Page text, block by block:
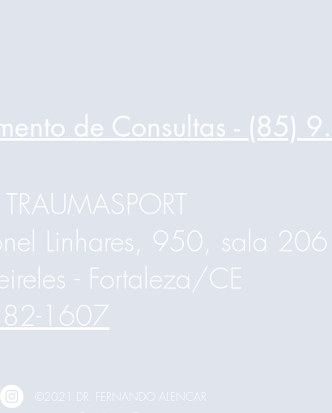
de Consultas - (85)
Linhares, 950, sala 206
- Fortaleza/CE
1607
©2021 DR. FERNANDO ALENCAR